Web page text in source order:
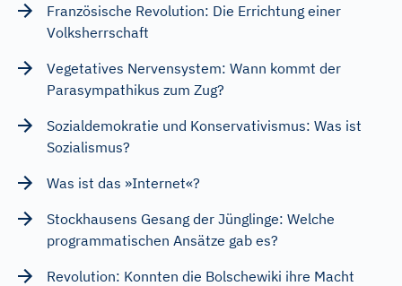
Französische Revolution: Die Errichtung einer
Volksherrschaft
Vegetatives Nervensystem: Wann kommt der
Parasympathikus zum Zug?
Sozialdemokratie und Konservativismus: Was ist
Sozialismus?
Was ist das »Internet«?
Stockhausens Gesang der Jünglinge: Welche
programmatischen Ansätze gab es?
Revolution: Konnten die Bolschewiki ihre Macht